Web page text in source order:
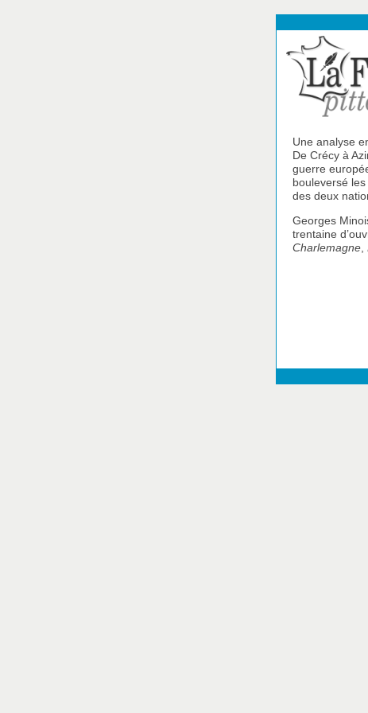
Une analyse
De Crécy à
guerre
bouleversé
des deux
Georges
trentaine
Charlemagne